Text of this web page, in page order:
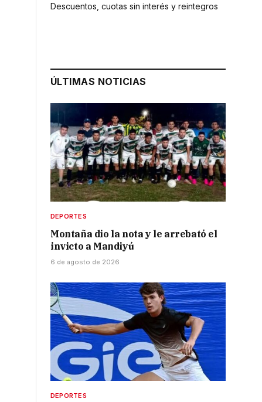
Descuentos, cuotas sin interés y reintegros
ÚLTIMAS NOTICIAS
DEPORTES
Montaña dio la nota y le arrebató el
invicto a Mandiyú
6 de agosto de 2026
DEPORTES